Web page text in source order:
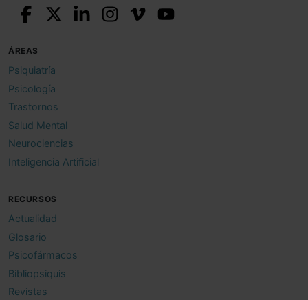
ÁREAS
Psiquiatría
Psicología
Trastornos
Salud Mental
Neurociencias
Inteligencia Artificial
RECURSOS
Actualidad
Glosario
Psicofármacos
Bibliopsiquis
Revistas